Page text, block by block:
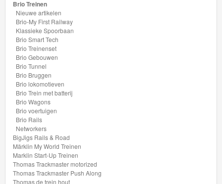
3
Aanbiedingen
Märklin
H0
Treinen
Brio Treinen
Nieuwe artikelen
Brio-My First Railway
Klassieke Spoorbaan
Brio Smart Tech
Brio Treinenset
Brio Gebouwen
Brio Tunnel
Brio Bruggen
Brio lokomotieven
Brio Trein met batterij
Brio Wagons
Brio voertuigen
Brio Rails
Networkers
BigJigs Rails & Road
Märklin My World Treinen
Marklin Start-Up Treinen
Thomas Trackmaster motorized
Thomas Trackmaster Push Along
Thomas de trein hout